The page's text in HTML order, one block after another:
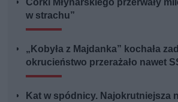
w strachu”
„Kobyła z Majdanka” kochała
okrucieństwo przerażało nawet
Kat w spódnicy. Najokrutniejsza